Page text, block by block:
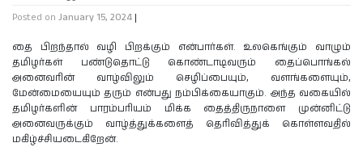
Posted on January 15, 2024 |
தை பிறந்தால் வழி பிறக்கும் என்பார்கள். உலகெங்கும் வாழும்
தமிழர்கள் பண்டுதொட்டு கொண்டாடிவரும் தைப்பொங்கல்
அனைவரின் வாழ்விலும் செழிப்பையும், வளங்களையும்,
மேன்மையையும் தரும் என்பது நம்பிக்கையாகும். அந்த வகையில்
தமிழர்களின் பாரம்பரியம் மிக்க தைத்திருநாளை முன்னிட்டு
அனைவருக்கும் வாழ்த்துக்களைத் தெரிவித்துக் கொள்ளவதில்
மகிழ்ச்சியடைகிறேன்.